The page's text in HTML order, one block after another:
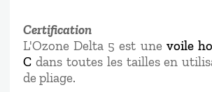
Certification
L'Ozone Delta 5 est une voile
C dans toutes les tailles en
de pliage.